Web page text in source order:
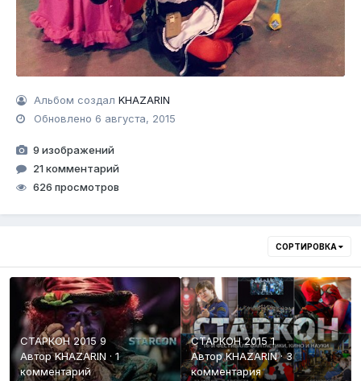
Альбом создалKHAZARIN
Обновлено 6 августа, 2015
9 изображений
21 комментарий
626 просмотров
СОРТИРОВКА
СТАРКОН 2015 9
АвторKHAZARIN · 1
комментарий
СТАРКОН 2015 1
АвторKHAZARIN·3
комментария